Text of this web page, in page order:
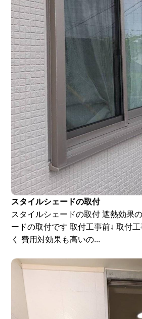
スタイルシェードの取付
スタイルシェードの取付 遮熱効果
ードの取付です 取付工事前↓ 取付
く 費用対効果も高いの...